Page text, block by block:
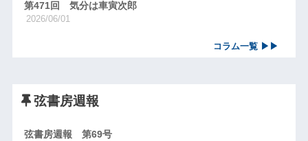
第471回 気分は車寅次郎
2026/06/01
コラム一覧 ▶▶
弦書房週報
弦書房週報 第69号